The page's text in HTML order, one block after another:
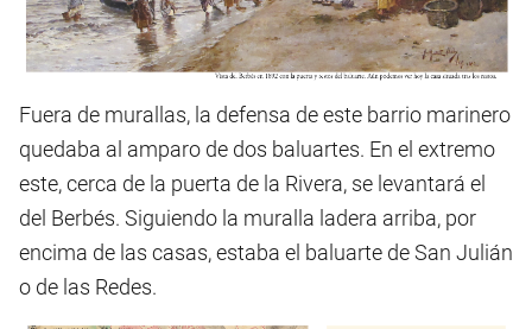
Fuera de murallas, la defensa de este barrio marinero
quedaba al amparo de dos baluartes. En el extremo
este, cerca de la puerta de la Rivera, se levantará el
del Berbés. Siguiendo la muralla ladera arriba, por
encima de las casas, estaba el baluarte de San Julián
o de las Redes.